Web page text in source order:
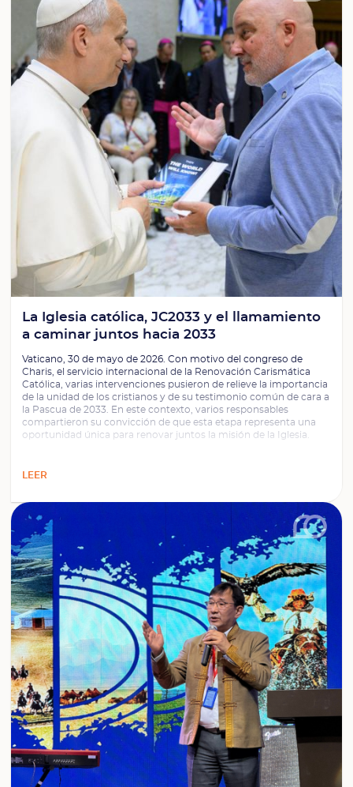
La Iglesia católica, JC2033 y el llamamiento
a caminar juntos hacia 2033
Vaticano, 30 de mayo de 2026. Con motivo del congreso de
Charis, el servicio internacional de la Renovación Carismática
Católica, varias intervenciones pusieron de relieve la importancia
de la unidad de los cristianos y de su testimonio común de cara a
la Pascua de 2033. En este contexto, varios responsables
compartieron su convicción de que esta etapa representa una
oportunidad única para renovar juntos la misión de la Iglesia.
LEER